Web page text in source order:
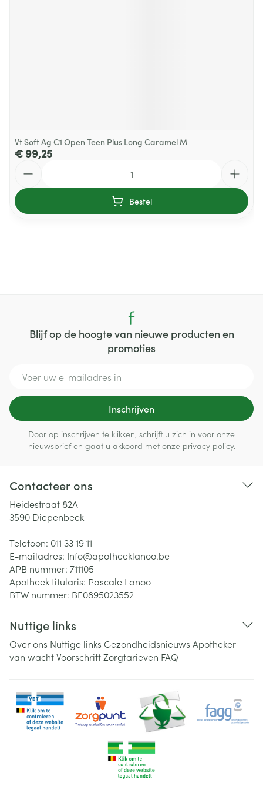
Vt Soft Ag C1 Open Teen Plus Long Caramel M
€ 99,25
Bestel
Blijf op de hoogte van nieuwe producten en
promoties
Inschrijven
Door op inschrijven te klikken, schrijft u zich in voor onze
nieuwsbrief en gaat u akkoord met onze privacy policy.
Contacteer ons
Heidestraat 82A
3590 Diepenbeek
Telefoon: 011 33 19 11
E-mailadres: Info@apotheeklanoo.be
APB nummer: 711105
Apotheek titularis: Pascale Lanoo
BTW nummer: BE0895023552
Nuttige links
Over ons Nuttige links Gezondheidsnieuws Apotheker
van wachtVoorschriftZorgtarieven FAQ